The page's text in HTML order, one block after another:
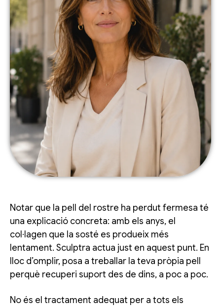
Notar que la pell del rostre ha perdut fermesa té
una explicació concreta: amb els anys, el
col·lagen que la sosté es produeix més
lentament. Sculptra actua just en aquest punt. En
lloc d’omplir, posa a treballar la teva pròpia pell
perquè recuperi suport des de dins, a poc a poc.
No és el tractament adequat per a tots els